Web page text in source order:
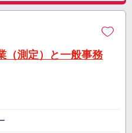
（測定）と一般事務